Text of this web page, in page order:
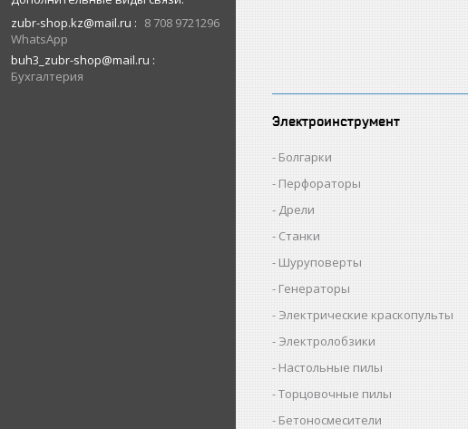
zubr-shop.kz@mail.ru
8 708 9721296
WhatsApp
buh3_zubr-shop@mail.ru
Бухгалтерия
Электроинструмент
Болгарки
Перфораторы
Дрели
Станки
Шуруповерты
Генераторы
Электрические краскопульты
Электролобзики
Настольные пилы
Торцовочные пилы
Бетоносмесители